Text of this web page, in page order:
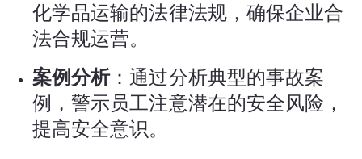
化学品运输的法律法规，确保企业合
法合规运营。
案例分析：通过分析典型的事故案
例，警示员工注意潜在的安全风险，
提高安全意识。